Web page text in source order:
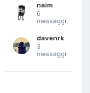
naim
6
messaggi
davenrk
3
messaggi